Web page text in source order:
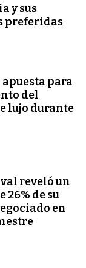
y sus
preferidas
apuesta para
del
lujo durante
reveló un
26% de su
en